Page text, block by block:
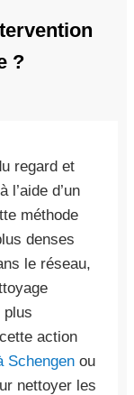
?
regard et
l’aide d’un
méthode
denses
le réseau,
plus
action
Schengen ou
nettoyer les